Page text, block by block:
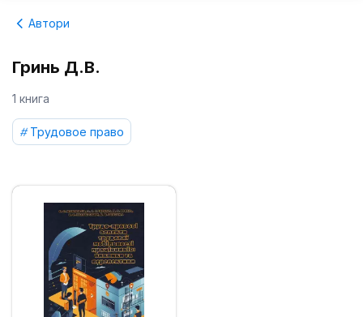
Автори
Гринь Д.В.
1 книга
Трудовое право